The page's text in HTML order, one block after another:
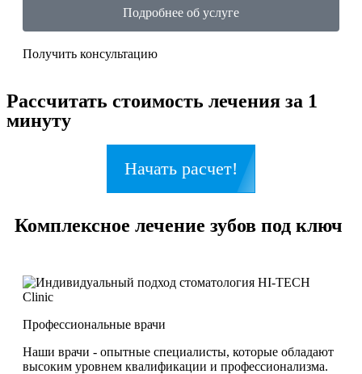
Подробнее об услуге
Получить консультацию
Рассчитать стоимость лечения за 1
минуту
Начать расчет!
Комплексное лечение зубов под ключ
Профессиональные врачи
Наши врачи - опытные специалисты, которые обладают
высоким уровнем квалификации и профессионализма.